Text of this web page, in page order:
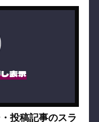
表示
投稿記事のスラ